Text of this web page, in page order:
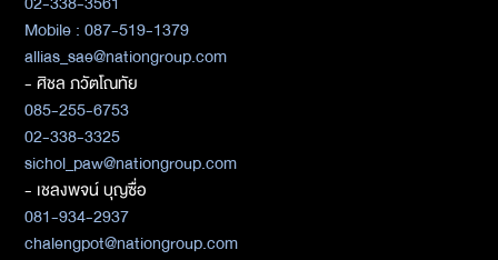
Mobile : 087-519-1379
allias_sae@nationgroup.com
- ศิชล ภวัตโณทัย
085-255-6753
02-338-3325
sichol_paw@nationgroup.com
- เชลงพจน์ บุญซื่อ
081-934-2937
chalengpot@nationgroup.com